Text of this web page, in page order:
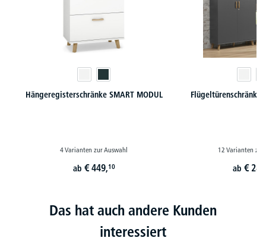
Hängeregisterschränke SMART MODUL
4 Varianten zur Auswahl
ab € 449,10
Flügeltürenschränke
12 Varianten zur
ab €
Das hat auch andere Kunden
interessiert